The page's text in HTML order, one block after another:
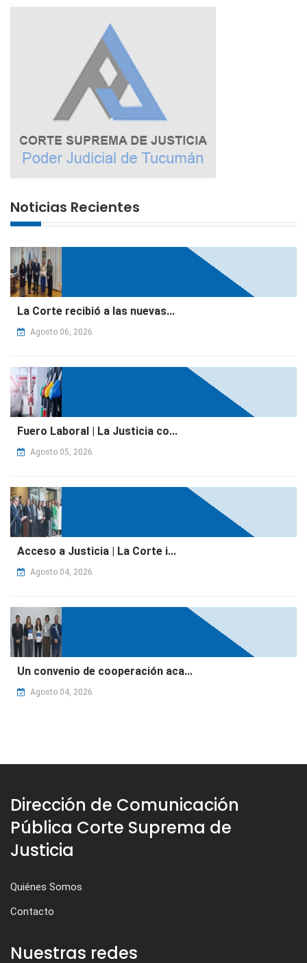
Noticias Recientes
La Corte recibió a las nuevas...
Agosto 06, 2026
Fuero Laboral | La Justicia co...
Agosto 05, 2026
Acceso a Justicia | La Corte i...
Agosto 04, 2026
Un convenio de cooperación aca...
Agosto 04, 2026
Dirección de Comunicación
Pública Corte Suprema de
Justicia
Quiénes Somos
Contacto
Nuestras redes